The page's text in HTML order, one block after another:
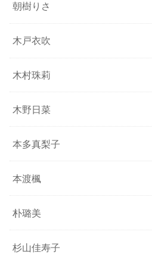
朝樹りさ
木戸衣吹
木村珠莉
木野日菜
本多真梨子
本渡楓
朴璐美
杉山佳寿子